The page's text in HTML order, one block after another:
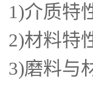
1)介质特
2)材料特
3)磨料与